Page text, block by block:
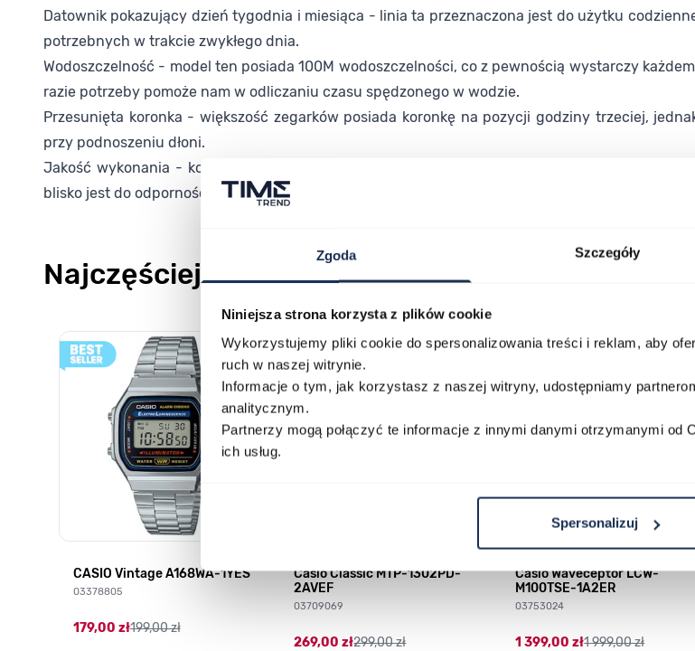
Zgoda Szczegóły
Niniejsza strona korzysta z plików cookie
Wykorzystujemy pliki cookie do spersonalizowania treści i reklam, aby
ruch w naszej witrynie.
Informacje o tym, jak korzystasz z naszej witryny, udostępniamy
analitycznym.
Partnerzy mogą połączyć te informacje z innymi danymi otrzymanymi od
ich usług.
Spersonalizuj
Datownik pokazujący dzień tygodnia i miesiąca - linia ta przeznaczona jest do użytku
potrzebnych w trakcie zwykłego dnia.
Wodoszczelność - model ten posiada 100M wodoszczelności, co z pewnością wystarczy
razie potrzeby pomoże nam w odliczaniu czasu spędzonego w wodzie.
Przesunięta koronka - większość zegarków posiada koronkę na pozycji godziny trzeciej,
przy podnoszeniu dłoni.
Jakość wykonania - koperta została wykonana ze stali szlachetnej, a tarczę zabezpiecza
blisko jest do odporności na zarysowania szafiru, ale nie pęka ono tak często jak szafir przy
Najczęściej kupowane
Poruszanie się po elementach karuzeli jest możliwe za pomocą klawisza tabulacji. Możesz pominąć karuzelę lub
Naciśnij, aby pominąć karuzelę
Naciśnij, aby przejść do nawigacji karuzeli
CASIO Vintage A168WA-1YES
03378805
179,00 zł199,00 zł
Casio Classic MTP-1302PD-
2AVEF
03709069
269,00 zł299,00 zł
Casio Waveceptor LCW-
M100TSE-1A2ER
03753024
1 399,00 zł1 999,00 zł